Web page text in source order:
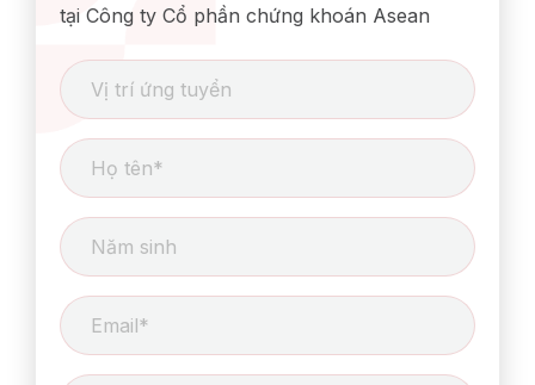
tại Công ty Cổ phần chứng khoán Asean